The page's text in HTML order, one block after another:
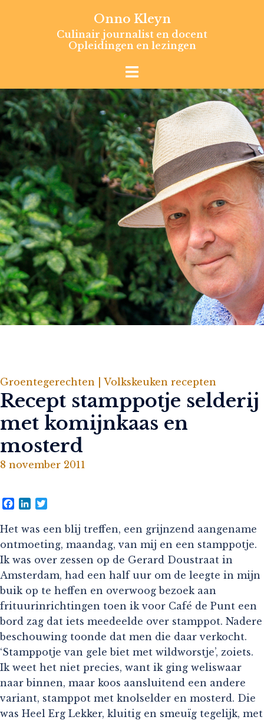
Onno Kleyn
Culinair journalist en docent
Opleidingen en lezingen
Groentegerechten | Volkskeuken recepten
Recept stamppotje selderij
met komijnkaas en
mosterd
8 november 2011
Facebook
LinkedIn
Het was een blij treffen, een grijnzend aangename
ontmoeting, maandag, van mij en een stamppotje.
Ik was over zessen op de Gerard Doustraat in
Amsterdam, had een half uur om de leegte in mijn
buik op te heffen en overwoog bezoek aan
frituurinrichtingen toen ik voor Café de Punt een
bord zag dat iets meedeelde over stamppot. Nadere
beschouwing toonde dat men die daar verkocht.
‘Stamppotje van gele biet met wildworstje’, zoiets.
Ik weet het niet precies, want ik ging weliswaar
naar binnen, maar koos aansluitend een andere
variant, stamppot met knolselder en mosterd. Die
was Heel Erg Lekker, kluitig en smeuïg tegelijk, met